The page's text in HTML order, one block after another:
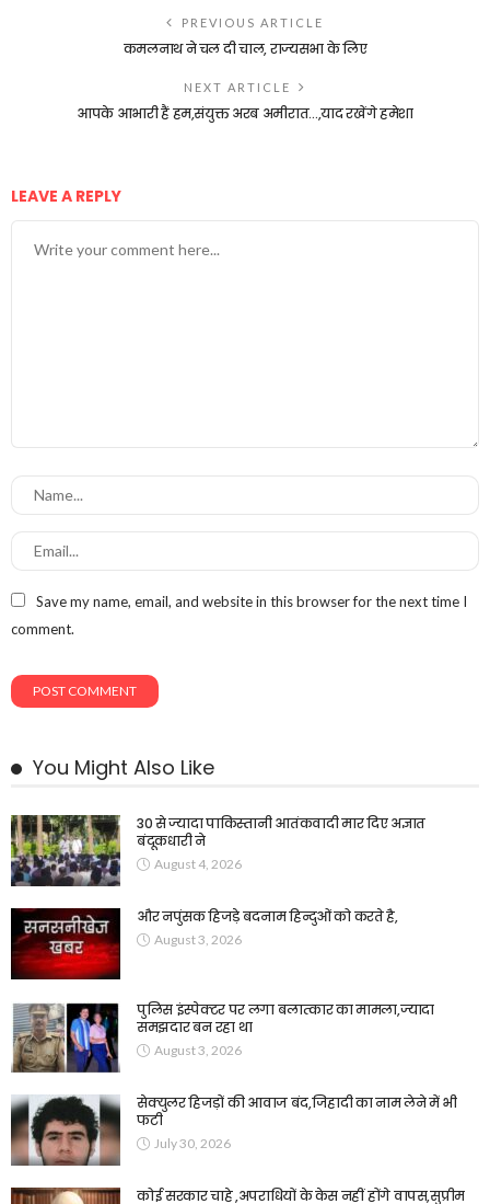
PREVIOUS ARTICLE
कमलनाथ ने चल दी चाल, राज्यसभा के लिए
NEXT ARTICLE
आपके आभारी हैं हम,संयुक्त अरब अमीरात…,याद रखेंगे हमेशा
LEAVE A REPLY
Save my name, email, and website in this browser for the next time I
comment.
You Might Also Like
30 से ज्यादा पाकिस्तानी आतंकवादी मार दिए अज्ञात
बंदूकधारी ने
August 4, 2026
और नपुंसक हिजड़े बदनाम हिन्दुओं को करते है,
August 3, 2026
पुलिस इंस्पेक्टर पर लगा बलात्कार का मामला,ज्यादा
समझदार बन रहा था
August 3, 2026
सेक्युलर हिजड़ों की आवाज बंद,जिहादी का नाम लेने में भी
फटी
July 30, 2026
कोई सरकार चाहे ,अपराधियों के केस नहीं होंगे वापस,सुप्रीम